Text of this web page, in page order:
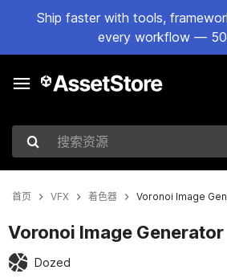
Ship faster with tools,
every workflow —
搜索资源
首页 VFX 着色器 Voronoi Image
Voronoi Image Generator
Dozed